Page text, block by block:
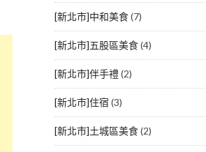
[新北市]中和美食(7)
[新北市]五股區美食(4)
[新北市]伴手禮(2)
[新北市]住宿 (3)
[新北市]土城區美食(2)